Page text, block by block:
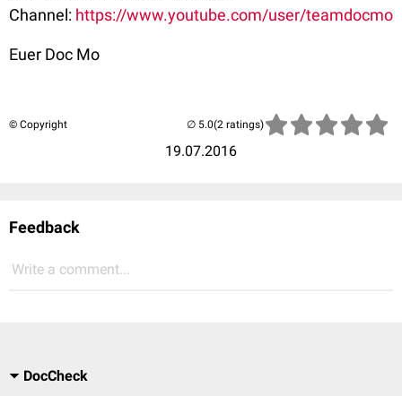
Channel: https://www.youtube.com/user/teamdocmo
Euer Doc Mo
© Copyright
19.07.2016
(2 ratings)
Feedback
Write a comment...
DocCheck